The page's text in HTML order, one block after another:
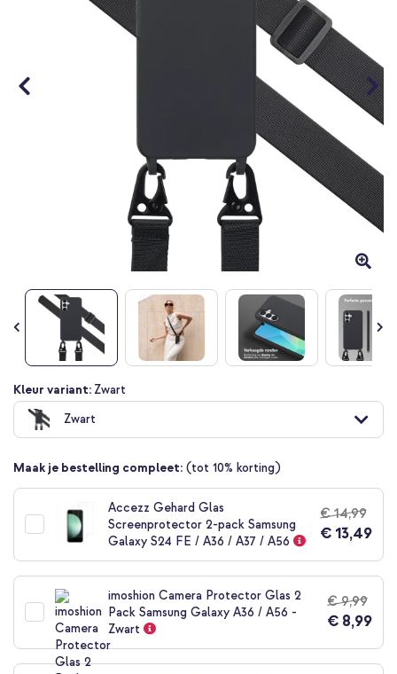
Ga
naar
begin
de
afbeeldingen-
Kleur variant:Zwart
Zwart
Maak je bestelling compleet: (tot 10% korting)
Accezz Gehard Glas
Screenprotector 2-pack Samsung
Galaxy S24 FE / A36 / A37 / A56
€ 14,99
€ 13,49
imoshion Camera Protector Glas 2
Pack Samsung Galaxy A36 / A56 -
Zwart
€ 9,99
€ 8,99